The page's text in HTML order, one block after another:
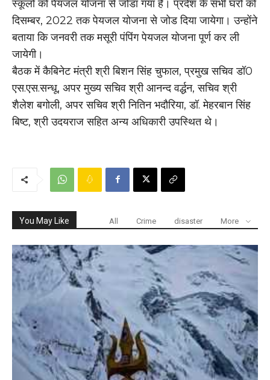
स्कूलों को पेयजल योजना से जोडा गया है। प्रदेश के सभी घरों को
दिसम्बर, 2022 तक पेयजल योजना से जोड दिया जायेगा। उन्होंने
बताया कि जनवरी तक मसूरी पंपिंग पेयजल योजना पूर्ण कर ली
जायेगी।
बैठक में कैबिनेट मंत्री श्री बिशन सिंह चुफाल, प्रमुख सचिव डॉ0
एस.एस.सन्धू, अपर मुख्य सचिव श्री आनन्द वर्द्धन, सचिव श्री
शैलेश बगोली, अपर सचिव श्री नितिन भदौरिया, डॉ. मेहरबान सिंह
बिष्ट, श्री उदयराज सहित अन्य अधिकारी उपस्थित थे।
You May Like All Crime disaster More